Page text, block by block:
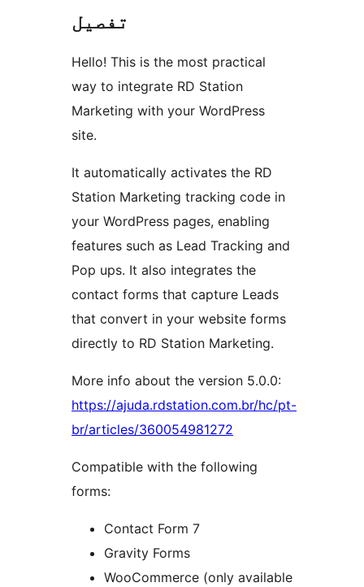
تفصیل
Hello! This is the most practical
way to integrate RD Station
Marketing with your WordPress
site.
It automatically activates the RD
Station Marketing tracking code in
your WordPress pages, enabling
features such as Lead Tracking and
Pop ups. It also integrates the
contact forms that capture Leads
that convert in your website forms
directly to RD Station Marketing.
More info about the version 5.0.0:
https://ajuda.rdstation.com.br/hc/pt-
br/articles/360054981272
Compatible with the following
forms:
Contact Form 7
Gravity Forms
WooCommerce (only available